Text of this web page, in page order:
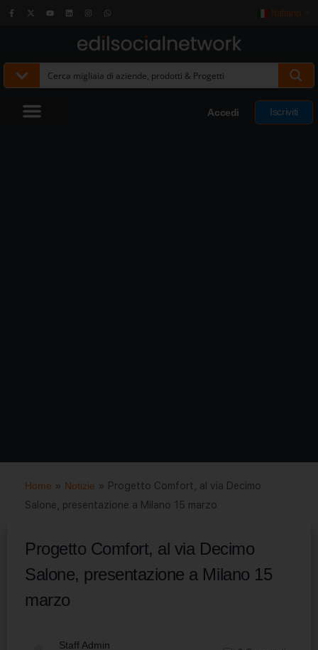
Italiano
Accedi Iscriviti
Home » Notizie » Progetto Comfort, al via Decimo
Salone, presentazione a Milano 15 marzo
Progetto Comfort, al via Decimo
Salone, presentazione a Milano 15
marzo
Staff Admin